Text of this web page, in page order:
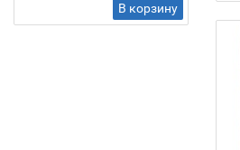
В корзину